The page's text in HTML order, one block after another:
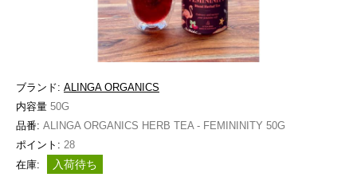
ブランド: ALINGA ORGANICS
内容量 50G
品番: ALINGA ORGANICS HERB TEA - FEMININITY 50G
ポイント: 28
在庫:
入荷待ち